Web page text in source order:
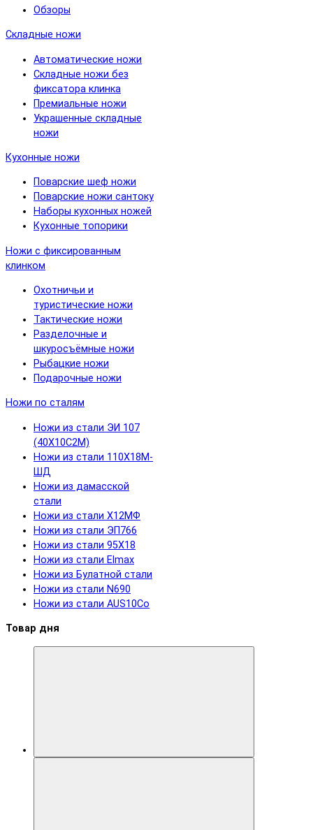
Обзоры
Складные ножи
Автоматические ножи
Складные ножи без
фиксатора клинка
Премиальные ножи
Украшенные складные
ножи
Кухонные ножи
Поварские шеф ножи
Поварские ножи сантоку
Наборы кухонных ножей
Кухонные топорики
Ножи с фиксированным
клинком
Охотничьи и
туристические ножи
Тактические ножи
Разделочные и
шкуросъёмные ножи
Рыбацкие ножи
Подарочные ножи
Ножи по сталям
Ножи из стали ЭИ 107
(40Х10С2М)
Ножи из стали 110Х18М-
ШД
Ножи из дамасской
стали
Ножи из стали Х12МФ
Ножи из стали ЭП766
Ножи из стали 95Х18
Ножи из стали Elmax
Ножи из Булатной стали
Ножи из стали N690
Ножи из стали AUS10Co
Товар дня